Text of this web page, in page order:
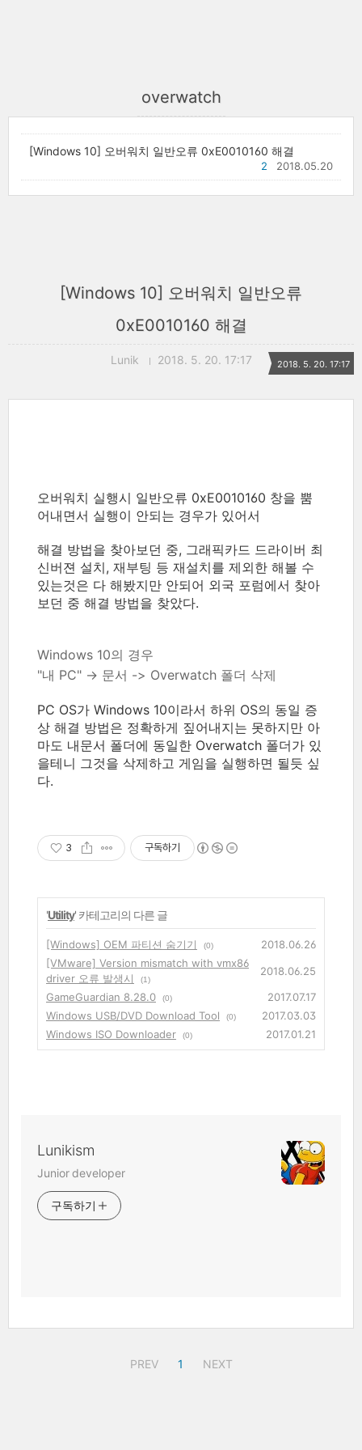
overwatch
[Windows 10] 오버워치 일반오류 0xE0010160 해결
2018.05.20
2
[Windows 10] 오버워치 일반오류
0xE0010160 해결
Lunik 2018. 5. 20. 17:17 2018. 5. 20. 17:17
오버워치 실행시 일반오류 0xE0010160 창을 뿜
어내면서 실행이 안되는 경우가 있어서
해결 방법을 찾아보던 중, 그래픽카드 드라이버 최
신버젼 설치, 재부팅 등 재설치를 제외한 해볼 수
있는것은 다 해봤지만 안되어 외국 포럼에서 찾아
보던 중 해결 방법을 찾았다.
Windows 10의 경우
"내 PC" -> 문서 -> Overwatch 폴더 삭제
PC OS가 Windows 10이라서 하위 OS의 동일 증
상 해결 방법은 정확하게 짚어내지는 못하지만 아
마도 내문서 폴더에 동일한 Overwatch 폴더가 있
을테니 그것을 삭제하고 게임을 실행하면 될듯 싶
다.
3 구독하기
'Utility' 카테고리의 다른 글
[Windows] OEM 파티션 숨기기 (0)
2018.06.26
[VMware] Version mismatch with vmx86
driver 오류 발생시
(1)
2018.06.25
GameGuardian 8.28.0
(0)
2017.07.17
Windows USB/DVD Download Tool
(0)
2017.03.03
Windows ISO Downloader
(0) 2017.01.21
Lunikism
Junior developer
구독하기
PREV 1 NEXT